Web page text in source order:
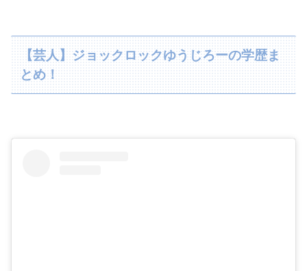
【芸人】ジョックロックゆうじろーの学歴ま
とめ！